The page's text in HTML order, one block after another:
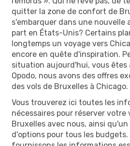
quitter la zone de confort de
s'embarquer dans une nouvelle
part en États-Unis? Certains
longtemps un voyage vers
encore en quête d'inspiration.
situation aujourd'hui, vous êtes
Opodo, nous avons des offres
des vols de Bruxelles à Chicago.
Vous trouverez ici toutes les
nécessaires pour réserver votre
Bruxelles avec nous, ainsi
d'options pour tous les budgets.